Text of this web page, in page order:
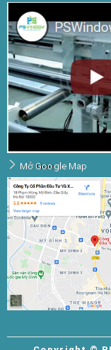
Mở Google Map